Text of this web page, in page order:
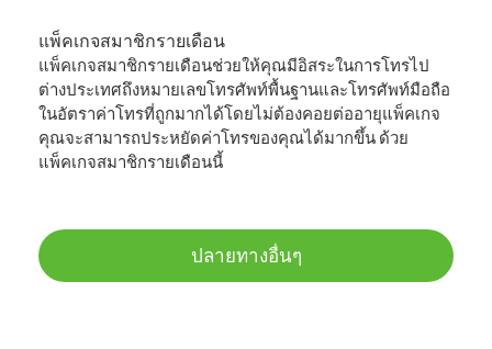
แพ็คเกจสมาชิกรายเดือน
แพ็คเกจสมาชิกรายเดือนช่วยให้คุณมีอิสระในการโทรไป
ต่างประเทศถึงหมายเลขโทรศัพท์พื้นฐานและโทรศัพท์มือถือ
ในอัตราค่าโทรที่ถูกมากได้โดยไม่ต้องคอยต่ออายุแพ็คเกจ
คุณจะสามารถประหยัดค่าโทรของคุณได้มากขึ้น ด้วย
แพ็คเกจสมาชิกรายเดือนนี้
ปลายทางอื่นๆ